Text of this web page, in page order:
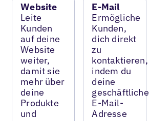
Website
Leite
Kunden
auf deine
Website
weiter,
damit sie
mehr über
deine
Produkte
und
E-Mail
Ermögliche
Kunden,
dich direkt
zu
kontaktieren,
indem du
deine
geschäftliche
E-Mail-
Adresse